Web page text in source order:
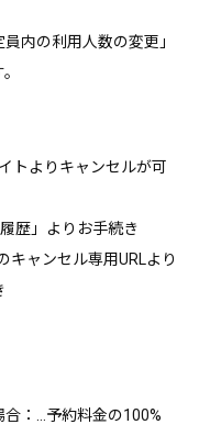
内の利用人数の変更」
トよりキャンセルが可
歴」よりお手続き
キャンセル専用URLより
：…予約料金の100%